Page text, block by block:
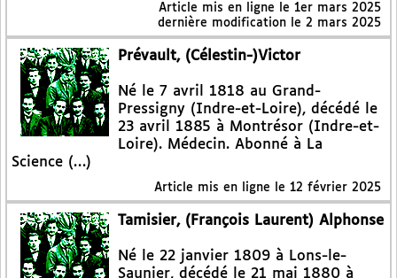
Article mis en ligne le 1er mars 2025
dernière modification le 2 mars 2025
Prévault, (Célestin-)Victor
Né le 7 avril 1818 au Grand-
Pressigny (Indre-et-Loire), décédé le
23 avril 1885 à Montrésor (Indre-et-
Loire). Médecin. Abonné à La
Science (…)
Article mis en ligne le 12 février 2025
Tamisier, (François Laurent) Alphonse
Né le 22 janvier 1809 à Lons-le-
Saunier, décédé le 21 mai 1880 à